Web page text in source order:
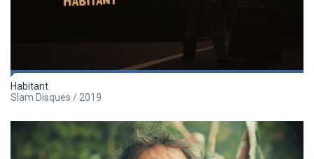
Habitant
Slam Disques / 2019